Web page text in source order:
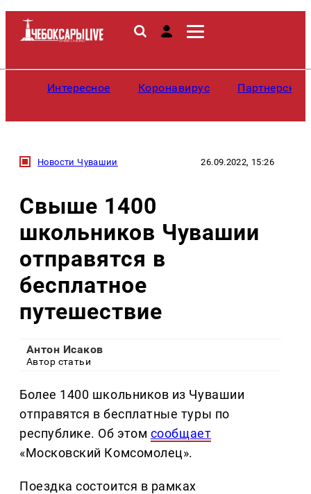
Интересное Коронавирус
Новости Чувашии 26.09.2022, 15:26
Свыше 1400
школьников Чувашии
отправятся в
бесплатное
путешествие
Антон Исаков
Автор статьи
Более 1400 школьников из Чувашии
отправятся в бесплатные туры по
республике. Об этом сообщает
«Московский Комсомолец».
Поездка состоится в рамках